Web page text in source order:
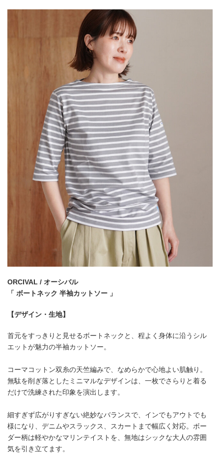
ORCIVAL / オーシバル
「 ボートネック 半袖カットソー 」
【デザイン・生地】
首元をすっきりと見せるボートネックと、程よく身体に沿うシル
エットが魅力の半袖カットソー。
コーマコットン双糸の天竺編みで、なめらかで心地よい肌触り。
無駄を削ぎ落としたミニマルなデザインは、一枚でさらりと着る
だけで洗練された印象を演出します。
細すぎず広がりすぎない絶妙なバランスで、インでもアウトでも
様になり、デニムやスラックス、スカートまで幅広く対応。ボー
ダー柄は軽やかなマリンテイストを、無地はシックな大人の雰囲
気を引き立てます。